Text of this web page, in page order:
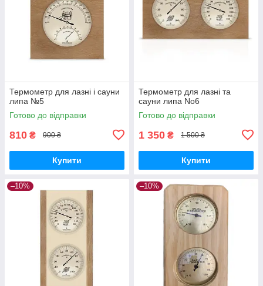
Термометр для лазні і сауни
липа №5
Готово до відправки
810 ₴ 900 ₴
Купити
Термометр для лазні та
сауни липа No6
Готово до відправки
1 350 ₴ 1 500 ₴
Купити
–10% –10%